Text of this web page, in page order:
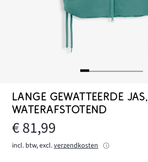
LANGE GEWATTEERDE JAS,
WATERAFSTOTEND
€ 81,99
incl. btw, excl.verzendkosten